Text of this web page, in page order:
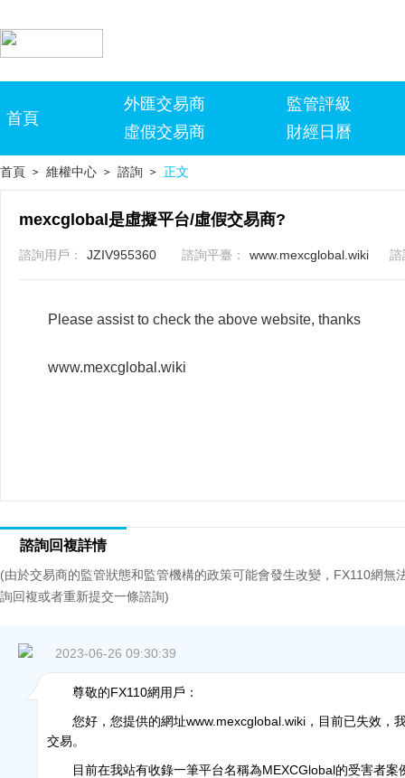
首頁
外匯交易商
虛假交易商
監管評級
財經日曆
首頁 > 維權中心 > 諮詢 > 正文
mexcglobal是虛擬平台/虛假交易商?
諮詢用戶： JZIV955360 諮詢平臺： www.mexcglobal.wiki 諮
Please assist to check the above website, thanks
www.mexcglobal.wiki
諮詢回複詳情
(由於交易商的監管狀態和監管機構的政策可能會發生改變，FX110網
詢回複或者重新提交一條諮詢)
2023-06-26 09:30:39
尊敬的FX110網用戶：
您好，您提供的網址www.mexcglobal.wiki，目前已失效，
交易。
目前在我站有收錄一筆平台名稱為MEXCGlobal的受害者案